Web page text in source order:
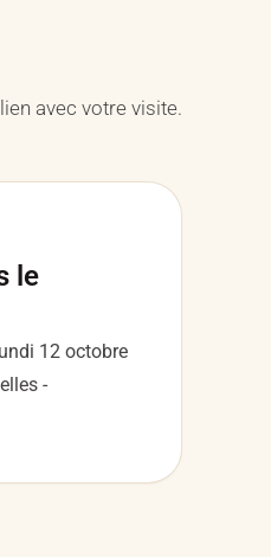
avec votre visite.
le
12 octobre
-